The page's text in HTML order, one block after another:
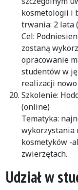
kosmetologii i
trwania: 2 lata
Cel:
zostaną
opracowanie
studentów w
realizacji
Szkolenie:
(online)
Tematyka:
wykorzystania
kosmetyków -
zwierzętach.
Udział w